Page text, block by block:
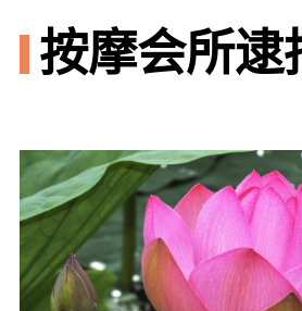
按摩会所逮